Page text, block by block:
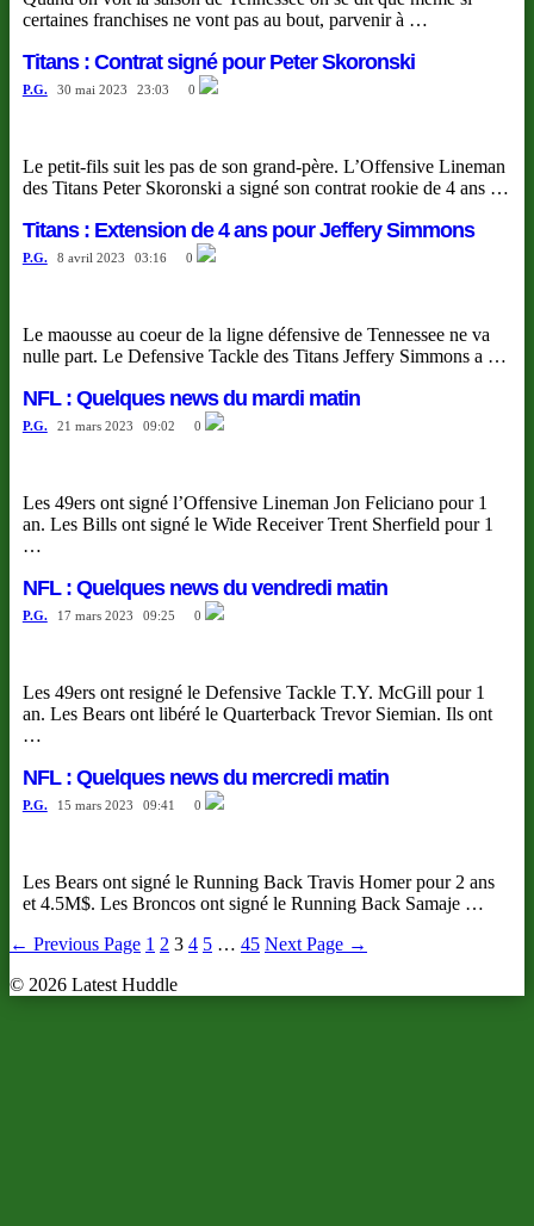
certaines franchises ne vont pas au bout, parvenir à …
Titans : Contrat signé pour Peter Skoronski
P.G. 30 mai 2023 23:03 0
Le petit-fils suit les pas de son grand-père. L’Offensive Lineman
des Titans Peter Skoronski a signé son contrat rookie de 4 ans …
Titans : Extension de 4 ans pour Jeffery Simmons
P.G. 8 avril 2023 03:16 0
Le maousse au coeur de la ligne défensive de Tennessee ne va
nulle part. Le Defensive Tackle des Titans Jeffery Simmons a …
NFL : Quelques news du mardi matin
P.G. 21 mars 2023 09:02 0
Les 49ers ont signé l’Offensive Lineman Jon Feliciano pour 1
an. Les Bills ont signé le Wide Receiver Trent Sherfield pour 1
…
NFL : Quelques news du vendredi matin
P.G. 17 mars 2023 09:25 0
Les 49ers ont resigné le Defensive Tackle T.Y. McGill pour 1
an. Les Bears ont libéré le Quarterback Trevor Siemian. Ils ont
…
NFL : Quelques news du mercredi matin
P.G. 15 mars 2023 09:41 0
Les Bears ont signé le Running Back Travis Homer pour 2 ans
et 4.5M$. Les Broncos ont signé le Running Back Samaje …
← Previous Page 1 2 3 4 5 … 45 Next Page →
© 2026 Latest Huddle